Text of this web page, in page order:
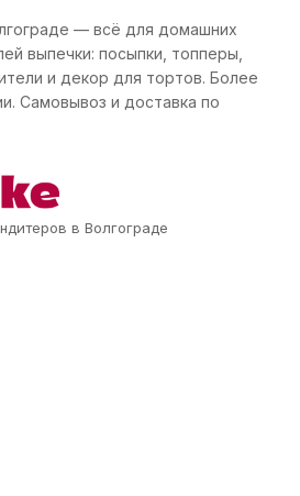
— всё для домашних
выпечки: посыпки, топперы,
и декор для тортов. Более
Самовывоз и доставка по
в Волгограде